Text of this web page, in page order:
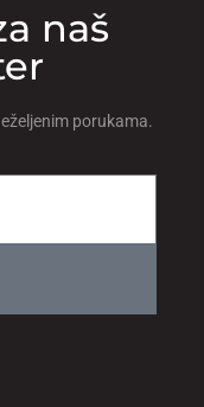
naš
porukama.